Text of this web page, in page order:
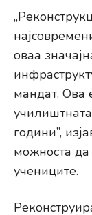
оваа
мандат. Ова
години”,
можноста да
учениците.